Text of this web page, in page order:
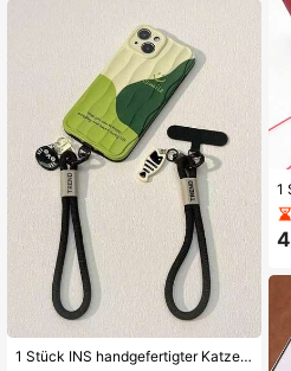
1 Stück INS handgefertigter Katzen- & gesalzener Fisch-Anhänger mit englischem Anhänger, geflochtenes Seil kurzer Handy-Lanyard-Clip CCD-Anhänger für Frauen
4